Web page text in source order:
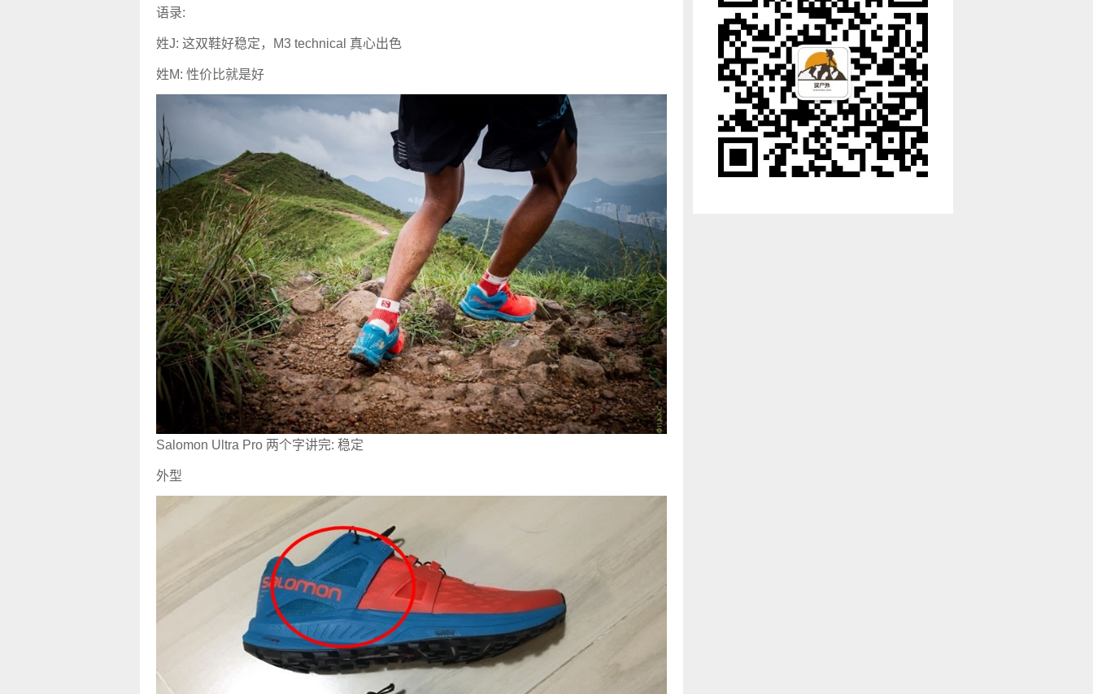
语录:
姓J: 这双鞋好稳定，M3 technical 真心出色
姓M: 性价比就是好
Salomon Ultra Pro 两个字讲完: 稳定
外型